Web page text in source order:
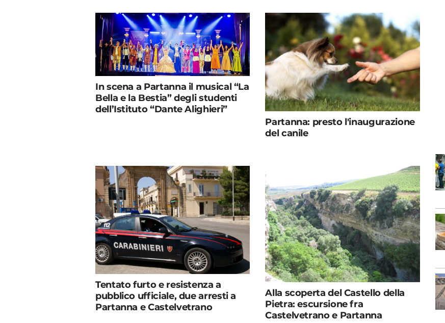
In scena a Partanna il musical “La
Bella e la Bestia” degli studenti
dell’Istituto “Dante Alighieri”
Partanna: presto l'inaugurazione
del canile
Tentato furto e resistenza a
pubblico ufficiale, due arresti a
Partanna e Castelvetrano
Alla scoperta del Castello della
Pietra: escursione fra
Castelvetrano e Partanna